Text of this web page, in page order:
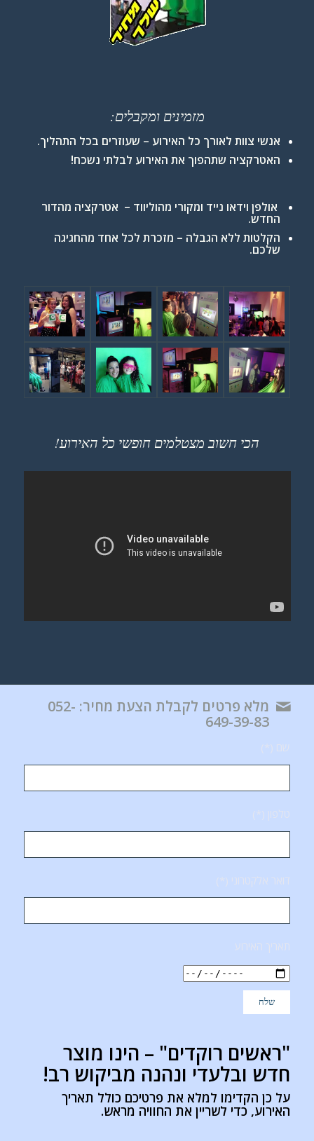
מזמינים ומקבלים:
אנשי צוות לאורך כל האירוע – שעוזרים בכל התהליך.
האטרקציה שתהפוך את האירוע לבלתי נשכח!
אולפן וידאו נייד ומקורי מהוליווד – אטרקציה מהדור
החדש.
הקלטות ללא הגבלה – מזכרת לכל אחד מהחגיגה
שלכם.
הכי חשוב מצטלמים חופשי כל האירוע!
מלא פרטים לקבלת הצעת מחיר: 052-
649-39-83
שם (*)
טלפון (*)
דואר אלקטרוני (*)
תאריך האירוע
"ראשים רוקדים" – הינו מוצר
חדש ובלעדי ונהנה מביקוש רב!
על כן הקדימו למלא את פרטיכם כולל תאריך
האירוע, כדי לשריין את החוויה מראש.